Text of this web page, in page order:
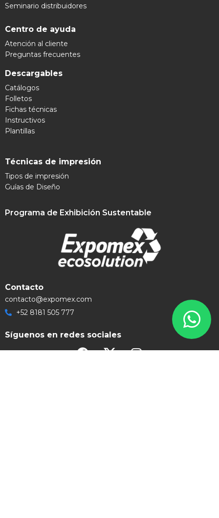
Seminario distribuidores
Centro de ayuda
Atención al cliente
Preguntas frecuentes
Descargables
Catálogos
Folletos
Fichas técnicas
Instructivos
Plantillas
Técnicas de impresión
Tipos de impresión
Guías de Diseño
Programa de Exhibición Sustentable
Contacto
contacto@expomex.com
+52 8181 505 777
Síguenos en redes sociales